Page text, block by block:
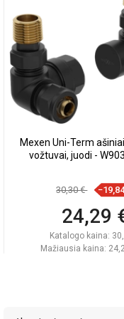
Mexen Uni-Term
vožtuvai, juodi -
30,30 €
24,29
Katalogo kaina:
Mažiausia kaina:
Palyginti